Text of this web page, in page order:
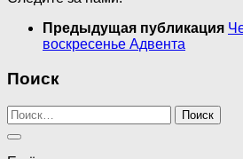
Предыдущая публикация
воскресенье Адвента
Поиск
Найти: